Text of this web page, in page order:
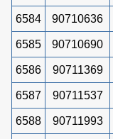
6584 90710636
6585 90710690
6586 90711369
6587 90711537
6588 90711993